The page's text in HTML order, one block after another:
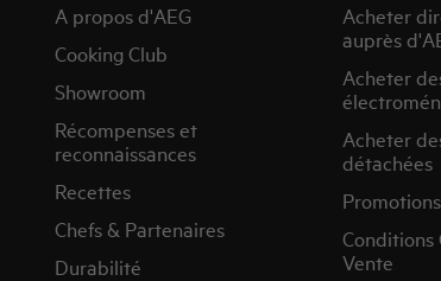
A propos d'AEG
Cooking Club
Showroom
Récompenses et
reconnaissances
Recettes
Chefs & Partenaires
Durabilité
Acheter
auprès
Acheter
Acheter
détachées
Promotions
Conditions
Vente